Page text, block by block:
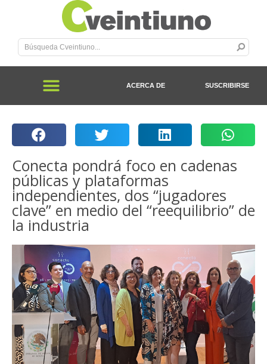
ACERCA DE SUSCRIBIRSE
Conecta pondrá foco en cadenas
públicas y plataformas
independientes, dos “jugadores
clave” en medio del “reequilibrio” de
la industria